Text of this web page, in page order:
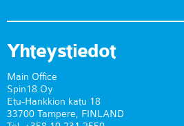
Yhteystiedot
Main Office
Spin18 Oy
Etu-Hankkion katu 18
33700 Tampere, FINLAND